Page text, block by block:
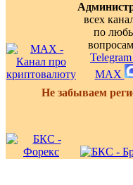
всех
по
Telegram
MAX
Не забываем